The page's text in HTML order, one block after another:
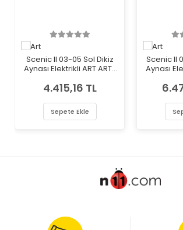
Scenic II 03-05 Sol Dikiz
Aynası Elektrikli ART ART-
4.415,16 TL
Sepete Ekle
Scenic II
Aynası